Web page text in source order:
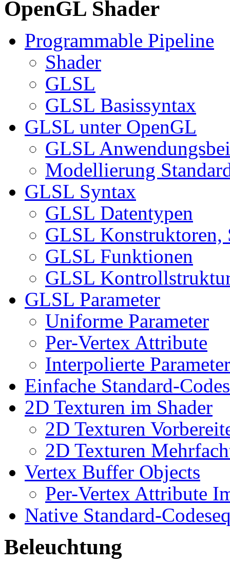
OpenGL Shader
Programmable Pipeline
Shader
GLSL
GLSL Basissyntax
GLSL unter OpenGL
GLSL
Modellierung
GLSL Syntax
GLSL Datentypen
GLSL Konstruktoren,
GLSL Funktionen
GLSL
GLSL Parameter
Uniforme Parameter
Per-Vertex Attribute
Interpolierte Parameter
Einfache Standard-
2D Texturen im Shader
2D Texturen
2D Texturen
Vertex Buffer Objects
Per-Vertex Attribute
Native Standard-
Beleuchtung